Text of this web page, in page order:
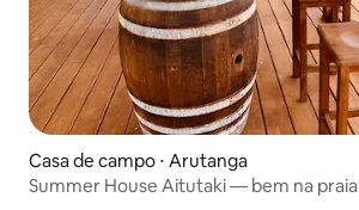
Casa de campo ⋅ Arutanga
Summer House Aitutaki — bem na praia